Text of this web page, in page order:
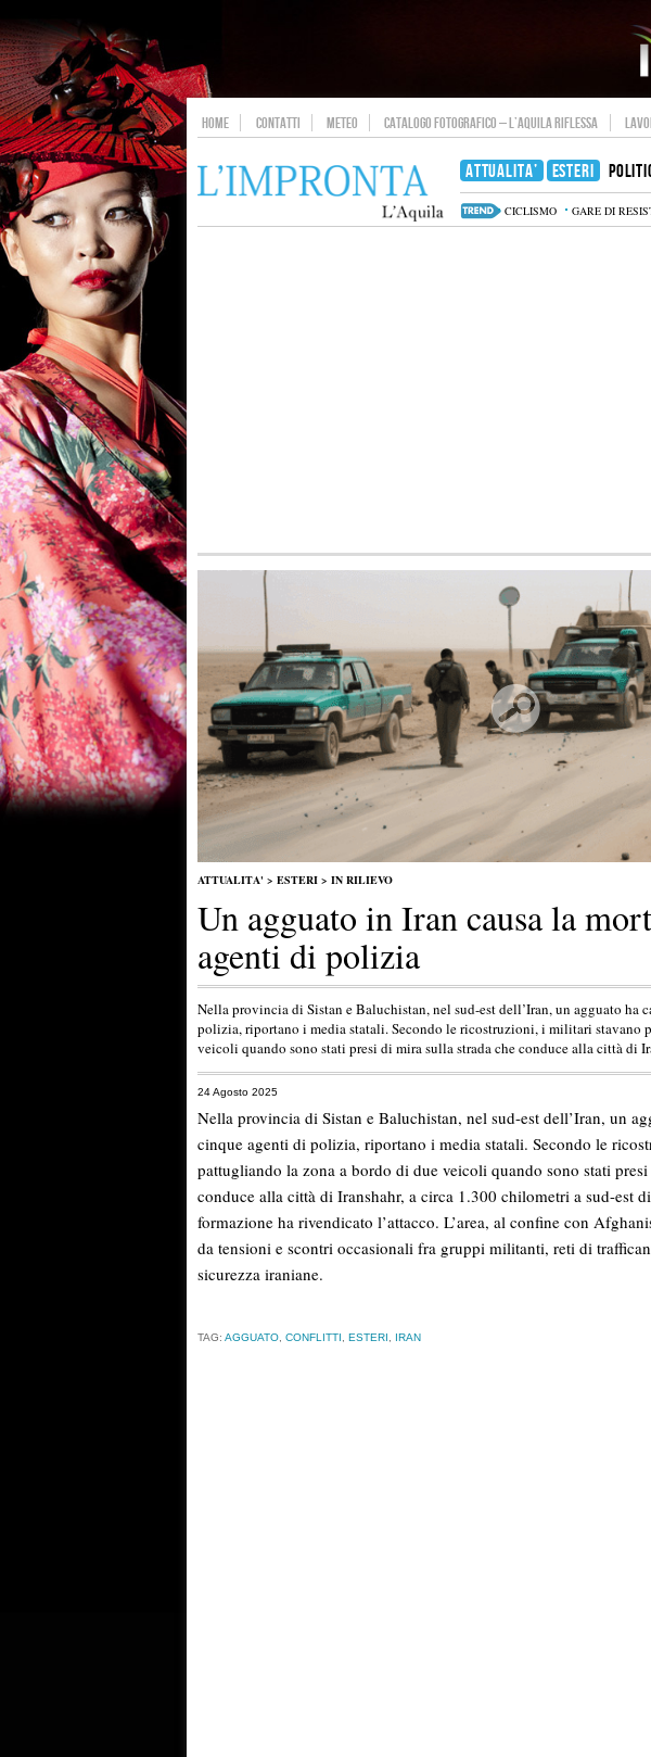
HOME CONTATTI METEO CATALOGO FOTOGRAFICO – L’AQUILA RIFLESSA
ATTUALITA’ ESTERI
CICLISMO GARE DI
ATTUALITA' > ESTERI > IN RILIEVO
Un agguato in Iran causa la
agenti di polizia
Nella provincia di Sistan e Baluchistan, nel sud-est dell’Iran, un agguato ha
polizia, riportano i media statali. Secondo le ricostruzioni, i militari stavano
veicoli quando sono stati presi di mira sulla strada che conduce alla città di
24 Agosto 2025
Nella provincia di Sistan e Baluchistan, nel sud-est dell’Iran, un
cinque agenti di polizia, riportano i media statali. Secondo le
pattugliando la zona a bordo di due veicoli quando sono stati
conduce alla città di Iranshahr, a circa 1.300 chilometri a sud-est
formazione ha rivendicato l’attacco. L’area, al confine con
da tensioni e scontri occasionali fra gruppi militanti, reti di
sicurezza iraniane.
TAG: AGGUATO, CONFLITTI, ESTERI, IRAN